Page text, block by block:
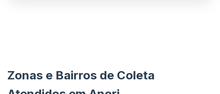
Zonas e Bairros de Coleta